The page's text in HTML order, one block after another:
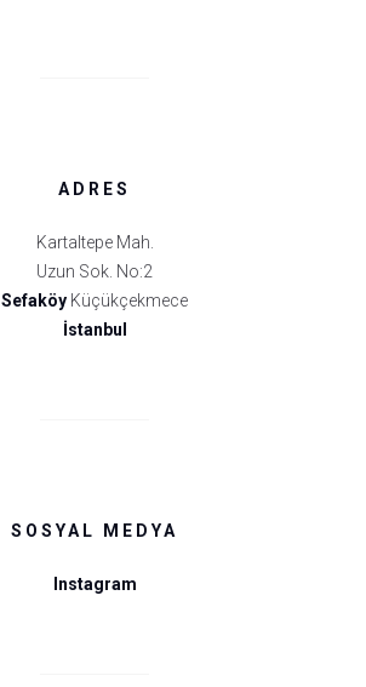
ADRES
Kartaltepe Mah.
Uzun Sok. No:2
Sefaköy Küçükçekmece
İstanbul
SOSYAL MEDYA
Instagram